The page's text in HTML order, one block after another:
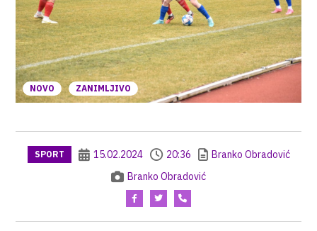
NOVO ZANIMLJIVO
SPORT 15.02.2024 20:36
Branko Obradović
Branko Obradović